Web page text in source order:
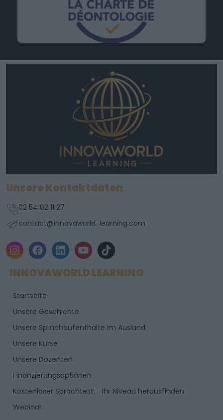
Unsere Kontaktdaten
02 54 62 11 27
contact@innovaworld-learning.com
I
n
s
t
g
r
m
F
a
c
e
o
o
L
i
n
k
i
Y
o
u
t
T
i
k
t
INNOVAWORLD LEARNING
Startseite
Unsere Geschichte
Unsere Sprachaufenthalte im Ausland
Unsere Kurse
Unsere Dozenten
Finanzierungsoptionen
Kostenloser Sprachtest – Ihr Niveau herausfinden
Webinar